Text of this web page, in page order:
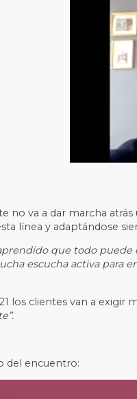
no va a dar marcha
línea y adaptándose
que todo puede
escucha activa
los clientes van a exigir
del encuentro: